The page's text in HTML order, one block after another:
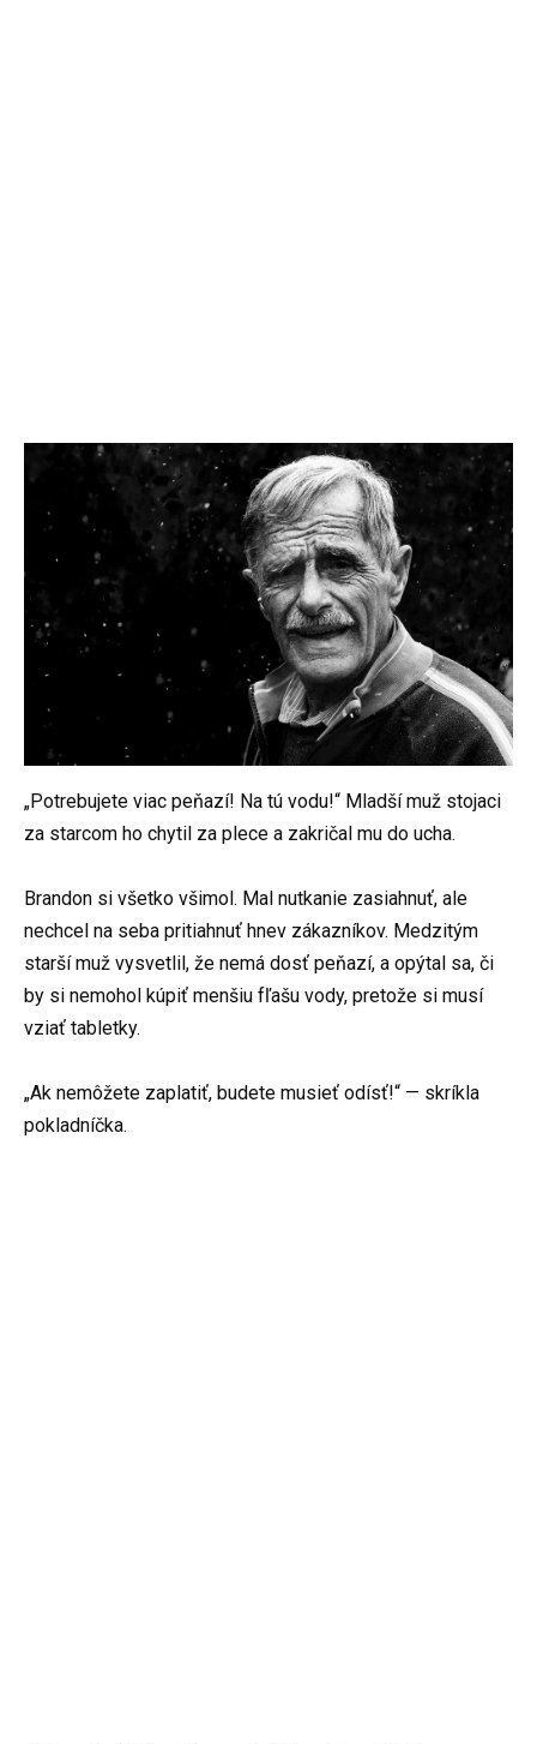
„Potrebujete viac peňazí! Na tú vodu!“ Mladší muž stojaci
za starcom ho chytil za plece a zakričal mu do ucha.
Brandon si všetko všimol. Mal nutkanie zasiahnuť, ale
nechcel na seba pritiahnuť hnev zákazníkov. Medzitým
starší muž vysvetlil, že nemá dosť peňazí, a opýtal sa, či
by si nemohol kúpiť menšiu fľašu vody, pretože si musí
vziať tabletky.
„Ak nemôžete zaplatiť, budete musieť odísť!“ — skríkla
pokladníčka.